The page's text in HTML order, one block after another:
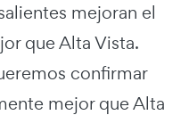
mejoran el
que Alta Vista.
confirmar
mejor que Alta